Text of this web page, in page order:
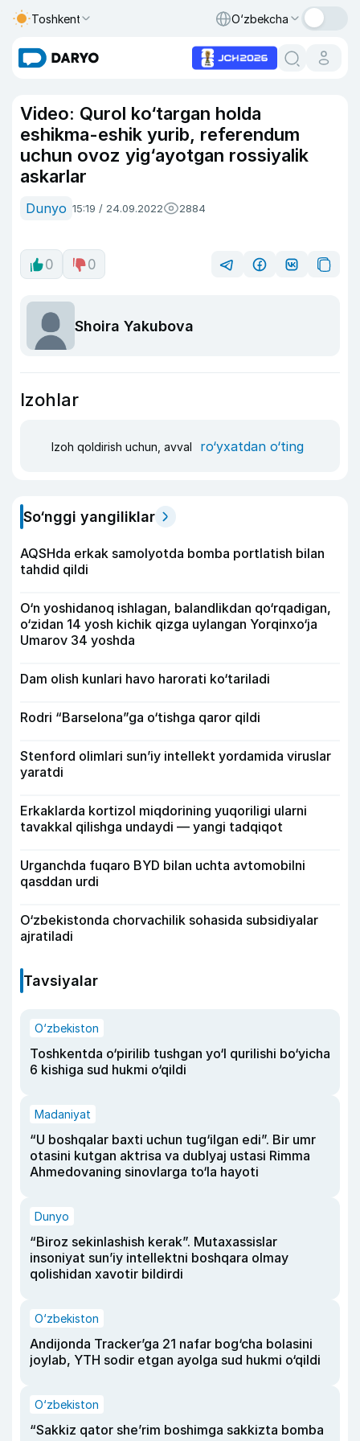
Toshkent O‘zbekcha
Video: Qurol ko‘targan holda
eshikma-eshik yurib, referendum
uchun ovoz yig‘ayotgan rossiyalik
askarlar
Dunyo 15:19 / 24.09.2022 2884
0 0
Shoira Yakubova
Izohlar
Izoh qoldirish uchun, avval ro‘yxatdan o‘ting
So‘nggi yangiliklar
AQSHda erkak samolyotda bomba portlatish bilan
tahdid qildi
O‘n yoshidanoq ishlagan, balandlikdan qo‘rqadigan,
o‘zidan 14 yosh kichik qizga uylangan Yorqinxo‘ja
Umarov 34 yoshda
Dam olish kunlari havo harorati ko‘tariladi
Rodri “Barselona”ga o‘tishga qaror qildi
Stenford olimlari sun’iy intellekt yordamida viruslar
yaratdi
Erkaklarda kortizol miqdorining yuqoriligi ularni
tavakkal qilishga undaydi — yangi tadqiqot
Urganchda fuqaro BYD bilan uchta avtomobilni
qasddan urdi
O‘zbekistonda chorvachilik sohasida subsidiyalar
ajratiladi
Tavsiyalar
O‘zbekiston
Toshkentda o‘pirilib tushgan yo‘l qurilishi bo‘yicha
6 kishiga sud hukmi o‘qildi
Madaniyat
“U boshqalar baxti uchun tug‘ilgan edi”. Bir umr
otasini kutgan aktrisa va dublyaj ustasi Rimma
Ahmedovaning sinovlarga to‘la hayoti
Dunyo
“Biroz sekinlashish kerak”. Mutaxassislar
insoniyat sun’iy intellektni boshqara olmay
qolishidan xavotir bildirdi
O‘zbekiston
Andijonda Tracker’ga 21 nafar bog‘cha bolasini
joylab, YTH sodir etgan ayolga sud hukmi o‘qildi
O‘zbekiston
“Sakkiz qator she’rim boshimga sakkizta bomba